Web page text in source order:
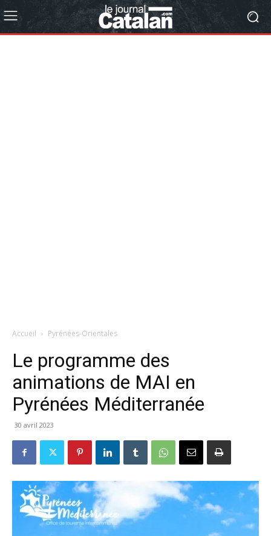
Accueil Pyrénées-Orientales
Le programme des
animations de MAI en
Pyrénées Méditerranée
30 avril 2023